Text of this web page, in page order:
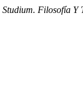
Studium. Filosofía Y